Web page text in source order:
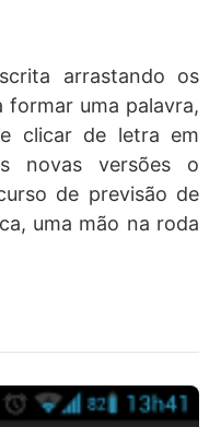
arrastando os
formar uma palavra,
clicar de letra em
novas versões o
de previsão de
uma mão na roda